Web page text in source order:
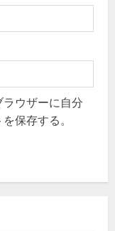
ウザーに自分
保存する。